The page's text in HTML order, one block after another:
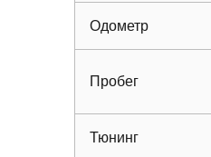
Одометр
Пробег
Тюнинг